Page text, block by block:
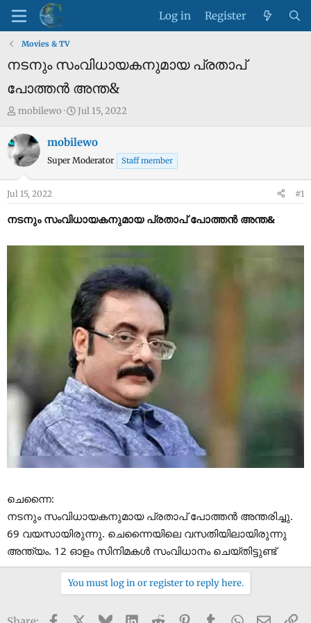
Log in Register
Movies & TV
നടനും സംവിധായകനുമായ പ്രതാപ്
പോത്തൻ അന്ത&
T
r
e
s
t
r
mobilewo
S
a
r
a
t
Jul 15, 2022
mobilewo
Super Moderator Staff member
Jul 15, 2022 #1
നടനും സംവിധായകനുമായ പ്രതാപ് പോത്തൻ അന്ത&
ചെന്നൈ:
നടനും സംവിധായകനുമായ പ്രതാപ് പോത്തൻ അന്തരിച്ചു.
69 വയസായിരുന്നു. ചെന്നൈയിലെ വസതിയിലായിരുന്നു
അന്ത്യം. 12 ഓളം സിനിമകൾ സംവിധാനം ചെയ്തിട്ടുണ്ട്
You must log in or register to reply here.
Facebook BlueskyLinkedIn
Reddit PinterestTumblrWhatsApp
Email